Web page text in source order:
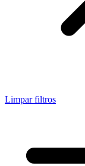
Limpar filtros